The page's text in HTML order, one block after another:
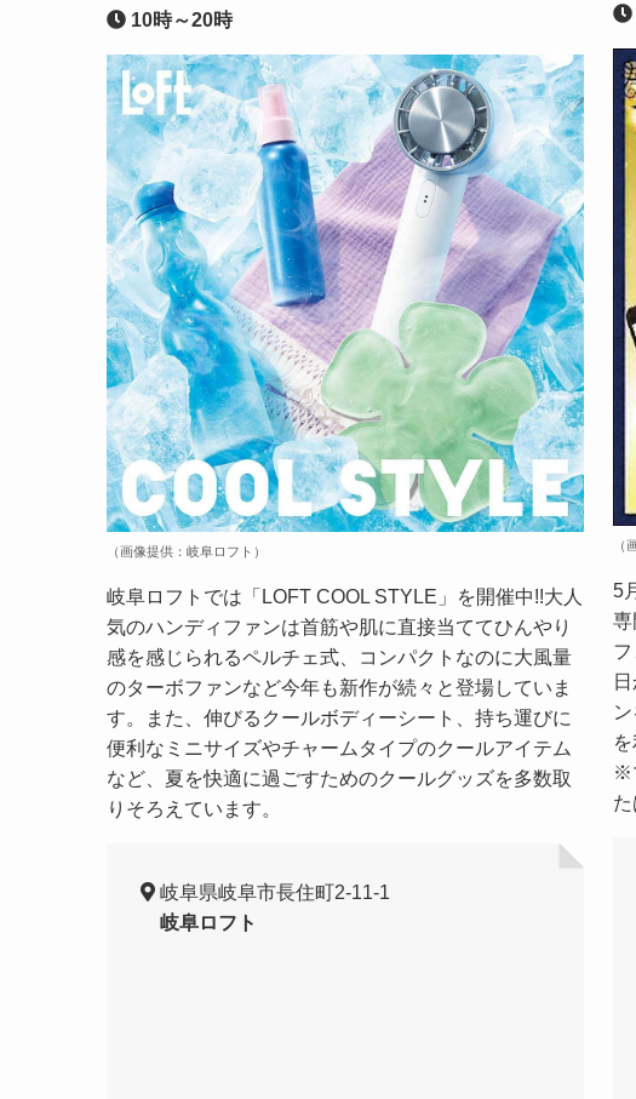
10時～20時
（画像提供：岐阜ロフト）
岐阜ロフトでは「LOFT COOL STYLE」を開催中!!大人
気のハンディファンは首筋や肌に直接当ててひんやり
感を感じられるペルチェ式、コンパクトなのに大風量
のターボファンなど今年も新作が続々と登場していま
す。また、伸びるクールボディーシート、持ち運びに
便利なミニサイズやチャームタイプのクールアイテム
など、夏を快適に過ごすためのクールグッズを多数取
りそろえています。
岐阜県岐阜市長住町2-11-1
岐阜ロフト
（
5
専
※